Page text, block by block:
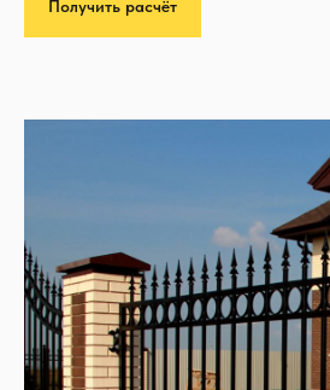
Получить расчёт